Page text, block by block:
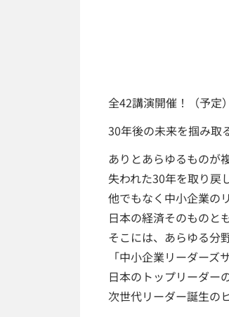
全42講演開催！（予定）
30年後の未来を掴み取
ありとあらゆるものが
失われた30年を取り戻
他でもなく中小企業の
日本の経済そのものと
そこには、あらゆる分
「中小企業リーダーズ
日本のトップリーダー
次世代リーダー誕生の